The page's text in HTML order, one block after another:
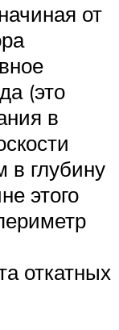
от
(это
в
в глубину
этого
откатных